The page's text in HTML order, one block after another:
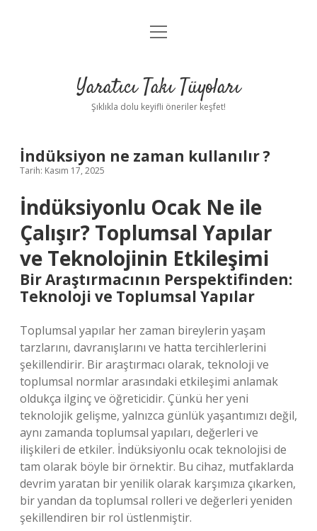
Anasayfa
Yasal Uyarı
menüyü
Yaratıcı Takı Tüyoları
Şıklıkla dolu keyifli öneriler keşfet!
İndüksiyon ne zaman kullanılır ?
Tarih: Kasım 17, 2025
İndüksiyonlu Ocak Ne ile
Çalışır? Toplumsal Yapılar
ve Teknolojinin Etkileşimi
Bir Araştırmacının Perspektifinden:
Teknoloji ve Toplumsal Yapılar
Toplumsal yapılar her zaman bireylerin yaşam
tarzlarını, davranışlarını ve hatta tercihlerlerini
şekillendirir. Bir araştırmacı olarak, teknoloji ve
toplumsal normlar arasındaki etkileşimi anlamak
oldukça ilginç ve öğreticidir. Çünkü her yeni
teknolojik gelişme, yalnızca günlük yaşantımızı değil,
aynı zamanda toplumsal yapıları, değerleri ve
ilişkileri de etkiler. İndüksiyonlu ocak teknolojisi de
tam olarak böyle bir örnektir. Bu cihaz, mutfaklarda
devrim yaratan bir yenilik olarak karşımıza çıkarken,
bir yandan da toplumsal rolleri ve değerleri yeniden
şekillendiren bir rol üstlenmiştir.